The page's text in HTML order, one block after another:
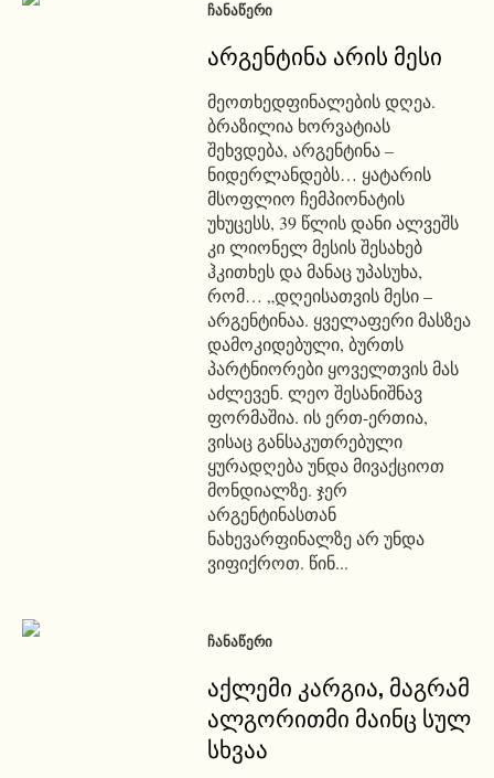
ᲩᲐᲜᲐᲬᲔᲠᲘ
არგენტინა არის მესი
მეოთხედფინალების დღეა.
ბრაზილია ხორვატიას
შეხვდება, არგენტინა –
ნიდერლანდებს… ყატარის
მსოფლიო ჩემპიონატის
უხუცესს, 39 წლის დანი ალვეშს
კი ლიონელ მესის შესახებ
ჰკითხეს და მანაც უპასუხა,
რომ… „დღეისათვის მესი –
არგენტინაა. ყველაფერი მასზეა
დამოკიდებული, ბურთს
პარტნიორები ყოველთვის მას
აძლევენ. ლეო შესანიშნავ
ფორმაშია. ის ერთ-ერთია,
ვისაც განსაკუთრებული
ყურადღება უნდა მივაქციოთ
მონდიალზე. ჯერ
არგენტინასთან
ნახევარფინალზე არ უნდა
ვიფიქროთ. წინ...
ᲩᲐᲜᲐᲬᲔᲠᲘ
აქლემი კარგია, მაგრამ
ალგორითმი მაინც სულ
სხვაა